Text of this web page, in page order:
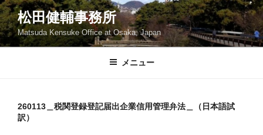
コ
ン
テ
ン
松田健輔事務所
Matsuda Kensuke Office at Osaka, Japan
メニュー
260113＿税関登録登記届出企業信用管理弁法＿（日本語試
訳）